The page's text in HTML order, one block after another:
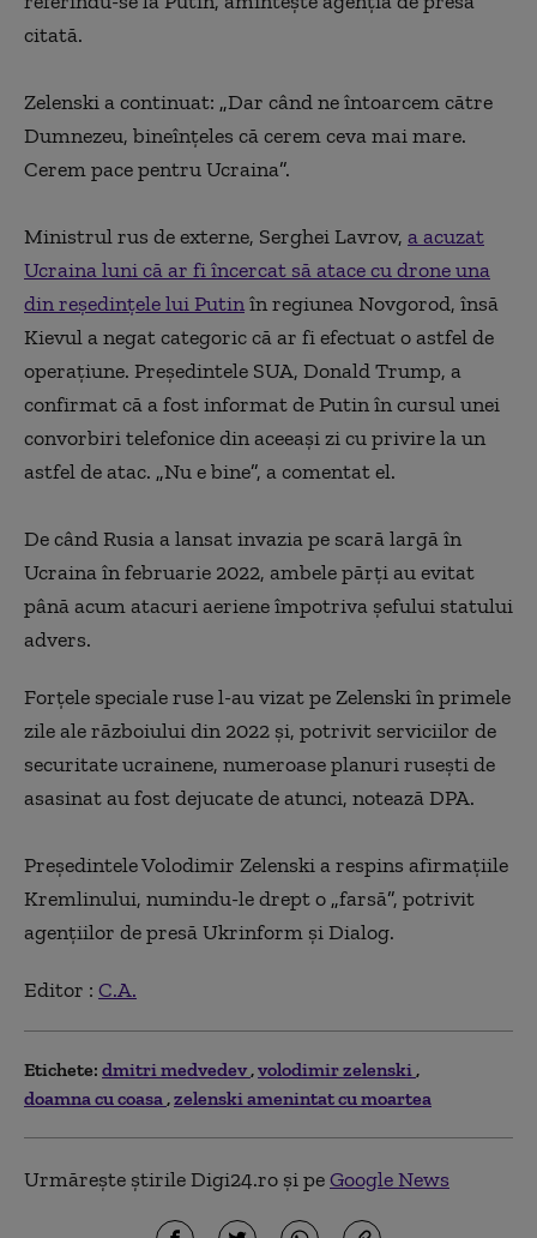
citată.
Zelenski a continuat: „Dar când ne întoarcem către
Dumnezeu, bineînţeles că cerem ceva mai mare.
Cerem pace pentru Ucraina”.
Ministrul rus de externe, Serghei Lavrov, a acuzat
Ucraina luni că ar fi încercat să atace cu drone una
din reşedinţele lui Putinîn regiunea Novgorod, însă
Kievul a negat categoric că ar fi efectuat o astfel de
operaţiune. Preşedintele SUA, Donald Trump, a
confirmat că a fost informat de Putin în cursul unei
convorbiri telefonice din aceeaşi zi cu privire la un
astfel de atac. „Nu e bine”, a comentat el.
De când Rusia a lansat invazia pe scară largă în
Ucraina în februarie 2022, ambele părţi au evitat
până acum atacuri aeriene împotriva şefului statului
advers.
Forţele speciale ruse l-au vizat pe Zelenski în primele
zile ale războiului din 2022 şi, potrivit serviciilor de
securitate ucrainene, numeroase planuri ruseşti de
asasinat au fost dejucate de atunci, notează DPA.
Preşedintele Volodimir Zelenski a respins afirmaţiile
Kremlinului, numindu-le drept o „farsă”, potrivit
agenţiilor de presă Ukrinform şi Dialog.
Editor : C.A.
Etichete: dmitri medvedev volodimir zelenski
doamna cu coasa zelenski amenintat cu moartea
Urmărește știrile Digi24.ro și peGoogle News